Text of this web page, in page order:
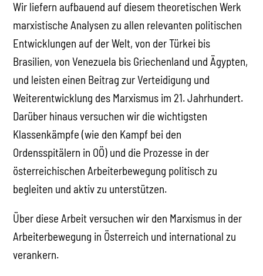
Wir liefern aufbauend auf diesem theoretischen Werk
marxistische Analysen zu allen relevanten politischen
Entwicklungen auf der Welt, von der Türkei bis
Brasilien, von Venezuela bis Griechenland und Ägypten,
und leisten einen Beitrag zur Verteidigung und
Weiterentwicklung des Marxismus im 21. Jahrhundert.
Darüber hinaus versuchen wir die wichtigsten
Klassenkämpfe (wie den Kampf bei den
Ordensspitälern in OÖ) und die Prozesse in der
österreichischen Arbeiterbewegung politisch zu
begleiten und aktiv zu unterstützen.
Über diese Arbeit versuchen wir den Marxismus in der
Arbeiterbewegung in Österreich und international zu
verankern.